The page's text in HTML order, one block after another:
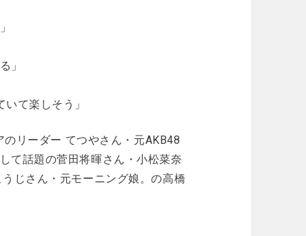
」
て楽しそう」
リーダー てつやさん・元AKB48
て話題の菅田将暉さん・小松菜奈
じさん・元モーニング娘。の高橋